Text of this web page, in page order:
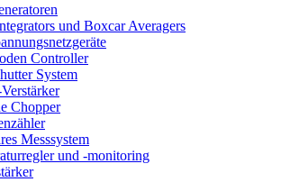
und Boxcar Averagers
Controller
System
Chopper
Messsystem
und -monitoring